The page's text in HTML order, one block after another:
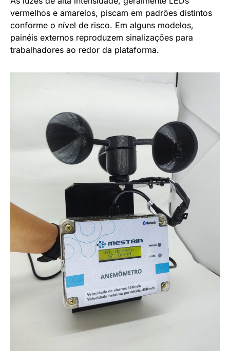
vermelhos e amarelos, piscam em padrões distintos
conforme o nível de risco. Em alguns modelos,
painéis externos reproduzem sinalizações para
trabalhadores ao redor da plataforma.